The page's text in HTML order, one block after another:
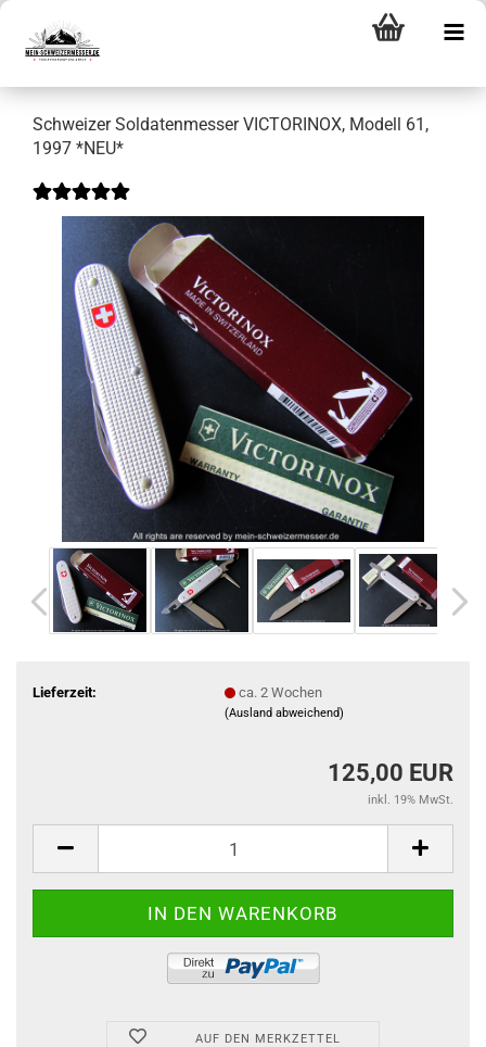
Schweizer Soldatenmesser VICTORINOX, Modell 61,
1997 *NEU*
Lieferzeit: ca. 2 Wochen
(Ausland abweichend)
125,00 EUR
inkl. 19% MwSt.
AUF DEN MERKZETTEL